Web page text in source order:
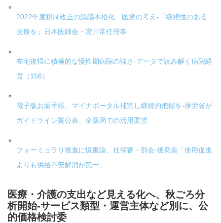
2022年度税制改正の論議本格化 医療の考え-「継続性のある
医療を」日本医師会・宮川常任理事
在宅復帰に積極的な慢性期病院の強さ-データで読み解く病院経
営（156）
電子版お薬手帳、マイナポータル補完し継続的把握を-厚労省が
ガイドライン案公表、全薬局での活用要望
フォーミュラリ推進に慎重論、社保審・部会-後発薬「使用促進
よりも供給不安解消が第一」
医療・介護の支出など見える化へ、秋ごろ分
析開始-サービス類型・運営主体など別に、公
的価格検討委